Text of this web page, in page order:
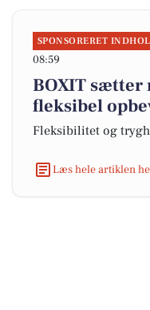
SPONSORERET
08:59
BOXIT sætter
fleksibel
Fleksibilitet og
Læs hele artiklen